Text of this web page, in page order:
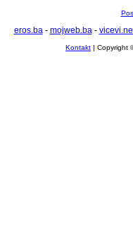
eros.ba- mojweb.ba-
Kontakt | Copyright